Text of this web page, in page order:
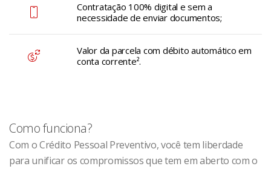
Contratação 100% digital e sem a
necessidade de enviar documentos;
Valor da parcela com débito automático em
conta corrente².
Como funciona?
Com o Crédito Pessoal Preventivo, você tem liberdade
para unificar os compromissos que tem em aberto com o